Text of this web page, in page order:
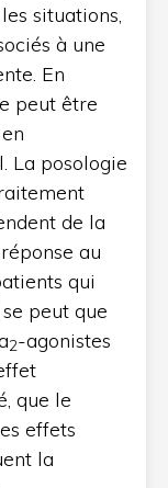
situations,
à une
En
peut être
La posologie
de la
au
qui
peut que
2-agonistes
que le
effets
la